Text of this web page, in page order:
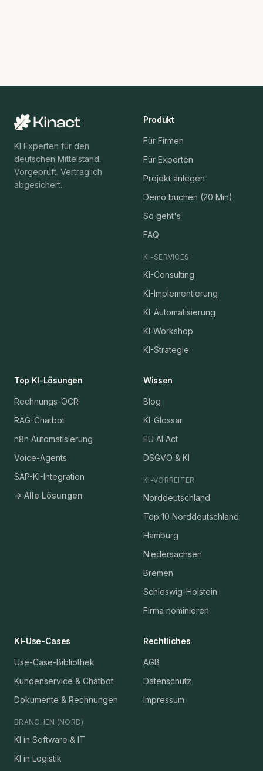
KI Experten für den
deutschen Mittelstand.
Vorgeprüft. Vertraglich
abgesichert.
Produkt
Für Firmen
Für Experten
Projekt anlegen
Demo buchen (20 Min)
So geht's
FAQ
KI-SERVICES
KI-Consulting
KI-Implementierung
KI-Automatisierung
KI-Workshop
KI-Strategie
Top KI-Lösungen
Rechnungs-OCR
RAG-Chatbot
n8n Automatisierung
Voice-Agents
SAP-KI-Integration
→ Alle Lösungen
Wissen
Blog
KI-Glossar
EU AI Act
DSGVO & KI
KI-VORREITER
Norddeutschland
Top 10 Norddeutschland
Hamburg
Niedersachsen
Bremen
Schleswig-Holstein
Firma nominieren
KI-Use-Cases
Use-Case-Bibliothek
Kundenservice & Chatbot
Dokumente & Rechnungen
BRANCHEN (NORD)
KI in Software & IT
KI in Logistik
Rechtliches
AGB
Datenschutz
Impressum